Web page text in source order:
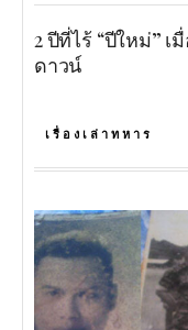
2 ปีที่ไร้ “ปีใหม่”
ดาวน์
เรื่องเล่าทหาร